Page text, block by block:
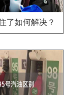
了如何解决？